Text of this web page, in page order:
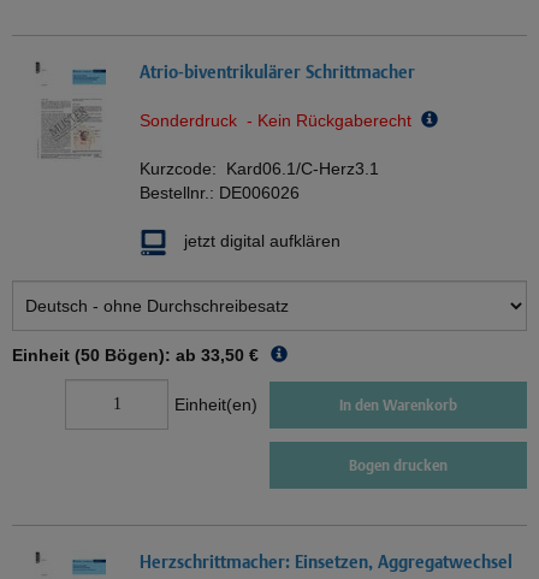
Atrio-biventrikulärer Schrittmacher
Sonderdruck - Kein Rückgaberecht
Kurzcode: Kard06.1/C-Herz3.1
Bestellnr.: DE006026
jetzt digital aufklären
Einheit (50 Bögen): ab 33,50 €
Einheit(en) In den Warenkorb
Bogen drucken
Herzschrittmacher: Einsetzen, Aggregatwechsel